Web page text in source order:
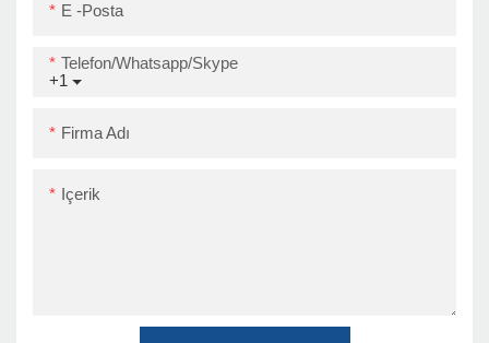
E -posta
+1
Telefon/Whatsapp/Skype
Firma Adı
Içerik